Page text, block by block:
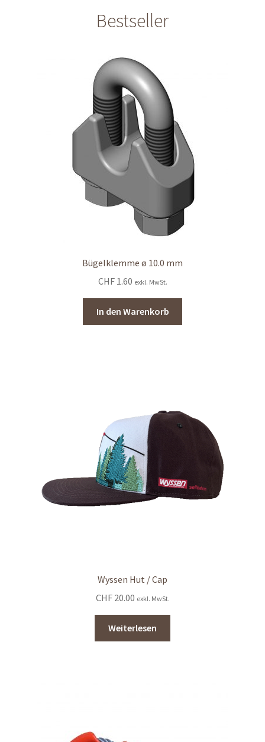
Bestseller
Bügelklemme ø 10.0 mm
CHF1.60 exkl. MwSt.
In den Warenkorb
Wyssen Hut / Cap
CHF20.00 exkl. MwSt.
Weiterlesen